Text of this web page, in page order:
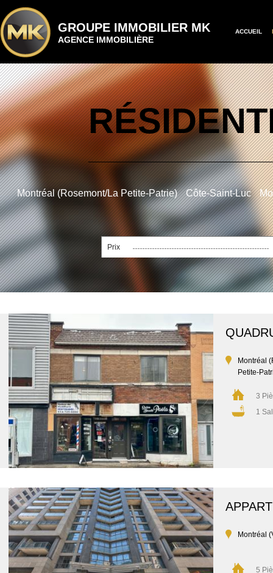
GROUPE IMMOBILIER MK
AGENCE IMMOBILIÈRE
ACCUEIL
Montréal (Rosemont/La Petite-Patrie) Côte-Saint-Luc
Prix
Montréal
Petite-
3
1
Montréal
5